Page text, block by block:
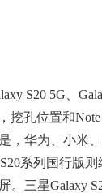
S20 5G、
挖孔位置和
，华为、小米
系列国行版
三星Galaxy